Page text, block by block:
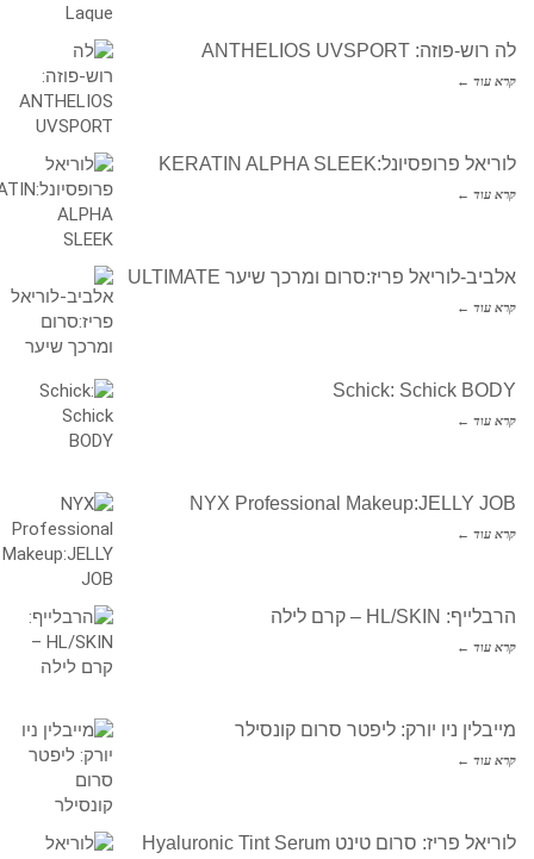
לה רוש-פוזה: ANTHELIOS UVSPORT
קרא עוד ←
לוריאל פרופסיונל:KERATIN ALPHA SLEEK
קרא עוד ←
אלביב-לוריאל פריז:סרום ומרכך שיער ULTIMATE
קרא עוד ←
Schick: Schick BODY
קרא עוד ←
NYX Professional Makeup:JELLY JOB
קרא עוד ←
הרבלייף: HL/SKIN – קרם לילה
קרא עוד ←
מייבלין ניו יורק: ליפטר סרום קונסילר
קרא עוד ←
לוריאל פריז: סרום טינט Hyaluronic Tint Serum